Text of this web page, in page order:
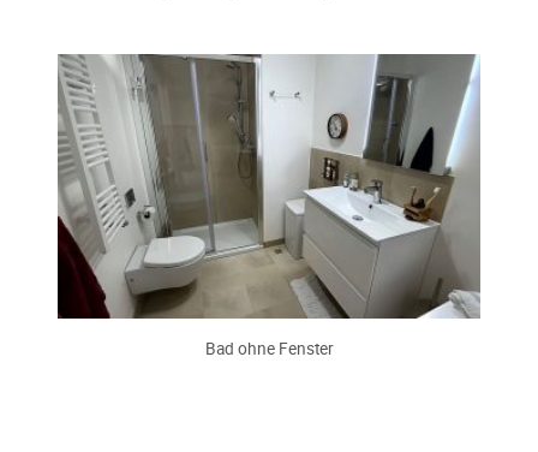
Bad ohne Fenster